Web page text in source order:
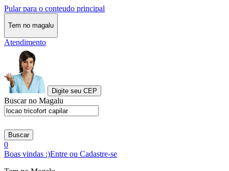
Pular para o conteudo principal
Tem no magalu
Atendimento
Digite seu CEP
Buscar no Magalu
Buscar
0
Boas vindas :)Entre ou Cadastre-se